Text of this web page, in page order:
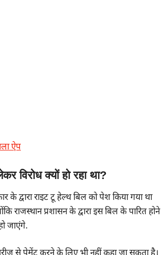
ऐप
क्यों हो रहा था?
द्वारा राइट टू हेल्थ बिल को पेश किया गया था
राजस्थान प्रशासन के द्वारा इस बिल के पारित होने
जाएंगे.